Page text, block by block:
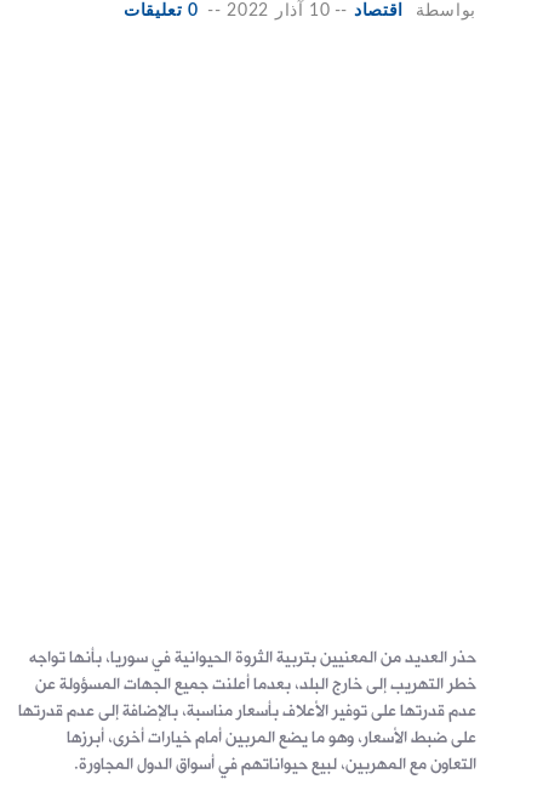
بواسطة اقتصاد -- 10 آذار 2022 -- 0 تعليقات
حذر العديد من المعنيين بتربية الثروة الحيوانية في سوريا، بأنها تواجه
خطر التهريب إلى خارج البلد، بعدما أعلنت جميع الجهات المسؤولة عن
عدم قدرتها على توفير الأعلاف بأسعار مناسبة، بالإضافة إلى عدم قدرتها
على ضبط الأسعار، وهو ما يضع المربين أمام خيارات أخرى، أبرزها
التعاون مع المهربين، لبيع حيواناتهم في أسواق الدول المجاورة.